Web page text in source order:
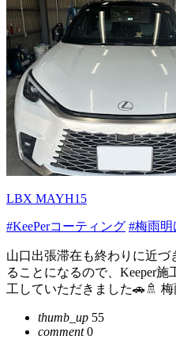
LBX MAYH15
#KeePerコーティング #梅雨明
山口出張滞在も終わりに近
ることになるので、Keeper
工していただきました🚗🚿
thumb_up 55
comment0